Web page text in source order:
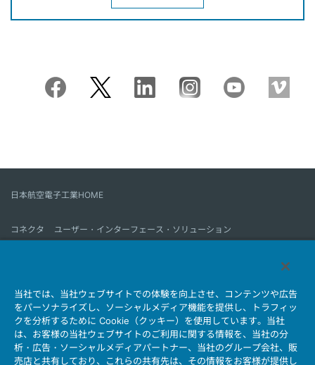
日本航空電子工業HOME
コネクタ
ユーザー・インターフェース・ソリューション
会社情報 サステナビリティ IR情報 採用情報
会社情報新着一覧
製品情報新着一覧
サイトマップ お問い合わせ
当社では、当社ウェブサイトでの体験を向上させ、コンテンツや広告
をパーソナライズし、ソーシャルメディア機能を提供し、トラフィッ
クを分析するために Cookie（クッキー）を使用しています。当社
は、お客様の当社ウェブサイトのご利用に関する情報を、当社の分
析・広告・ソーシャルメディアパートナー、当社のグループ会社、販
売店と共有しており、これらの共有先は、その情報をお客様が提供し